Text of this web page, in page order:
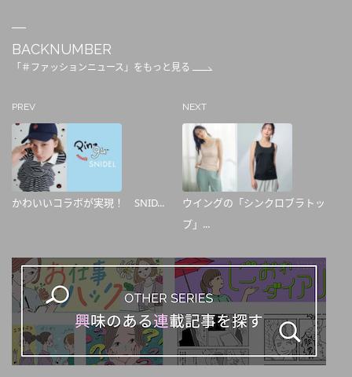
BACKNUMBER
「＃ファッションニュース」をもっと見る
PREV
かわいいコラボが実現！ SNID...
NEXT
ウイングの「シンクロブラトッ
プ」...